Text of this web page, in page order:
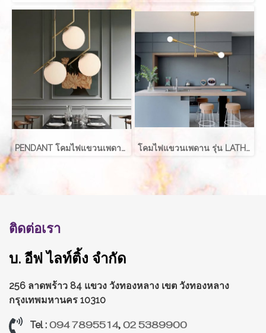
PENDANT โคมไฟแขวนเพดาน รุ่น ABALL สำหรับใส่หลอด E27 จำนวน 1 ดวง โคมไฟแขวนเพดาน รุ่น LATHER EVE-00411 สำหรับใส่หลอด E27 จำนวน 2 ดวง
ติดต่อเรา
บ. อีฟ ไลท์ติ้ง จำกัด
256 ลาดพร้าว 84 แขวง วังทองหลาง เขต วังทองหลาง
กรุงเทพมหานคร 10310
Tel : 094 7895514,02 5389900